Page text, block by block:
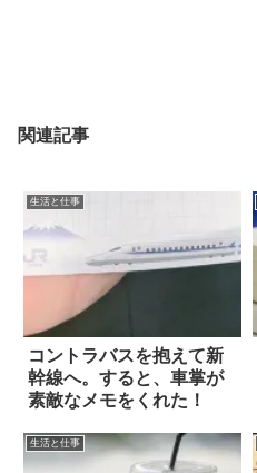
関連記事
生活と仕事
コントラバスを抱えて新
幹線へ。すると、車掌が
素敵なメモをくれた！
生活と仕事